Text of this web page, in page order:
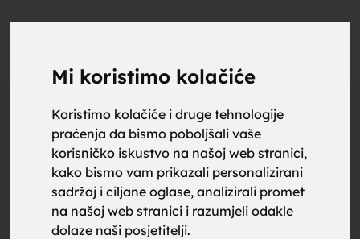
Mi koristimo kolačiće
Koristimo kolačiće i druge tehnologije
praćenja da bismo poboljšali vaše
korisničko iskustvo na našoj web stranici,
kako bismo vam prikazali personalizirani
sadržaj i ciljane oglase, analizirali promet
na našoj web stranici i razumjeli odakle
dolaze naši posjetitelji.
Oglas
upoznaj
za brak,